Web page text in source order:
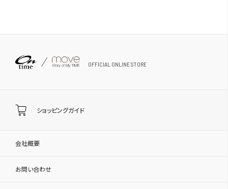
OFFICIAL ONLINE STORE
会社概要
お問い合わせ
ショッピングガイド